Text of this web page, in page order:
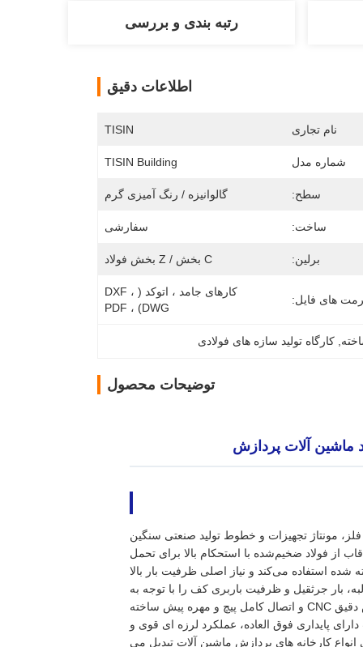
رتبه بندی و بررسی
اطلاعات دقیق
نام تجاری TISIN
شماره مدل TISIN Building
سطح: گالوانیزه / رنگ آمیزی گرم
ساخت: سفارشی
برلین: C بخش / Z بخش فولاد
های فایل:
کارهای جامد ، اتوکد (DXF ،
DWG) ، PDF
, کارگاه تولید سازه های فولادی
توضیحات محصول
ماشین آلات پردازش
مونتاژ تجهیزات و خطوط تولید صنعتی سنگین
فولاد ضخیم‌شده با استحکام بالا برای تحمل
شده استفاده می‌کند و نیاز اصلی ظرفیت بار بالا
بار جرثقیل و ظرفیت باربری کف را با توجه به
چیدمان تجهیزات تولید مشتریان سفارشی کنیم. تمام قطعات در کارخانه ما با برش دقیق CNC و اتصال کامل پیچ و مهره پیش ساخته
پایداری فوق العاده، عملکرد لرزه ای قوی و
کارخانه های پردازش ماشین آلات تبدیل می